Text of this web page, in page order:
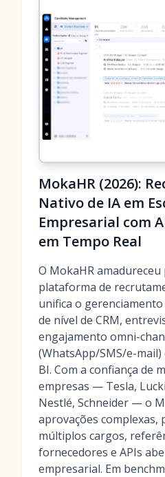
MokaHR (2026):
Nativo de IA em
Empresarial com
em Tempo Real
O MokaHR amadureceu
plataforma de
unifica o
de nível de CRM,
engajamento omni-
(WhatsApp/SMS/e-mail)
BI. Com a confiança de
empresas — Tesla,
Nestlé, Schneider — o
aprovações complexas,
múltiplos cargos,
fornecedores e APIs
empresarial. Em